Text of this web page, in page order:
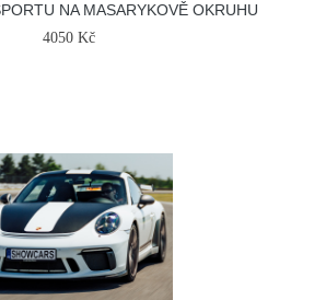
NA MASARYKOVĚ OKRUHU
4050 Kč